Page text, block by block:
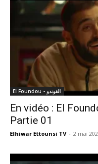
El Foundou - الفوندو
En vidéo : El
Partie 01
Elhiwar Ettounsi TV - 2 mai